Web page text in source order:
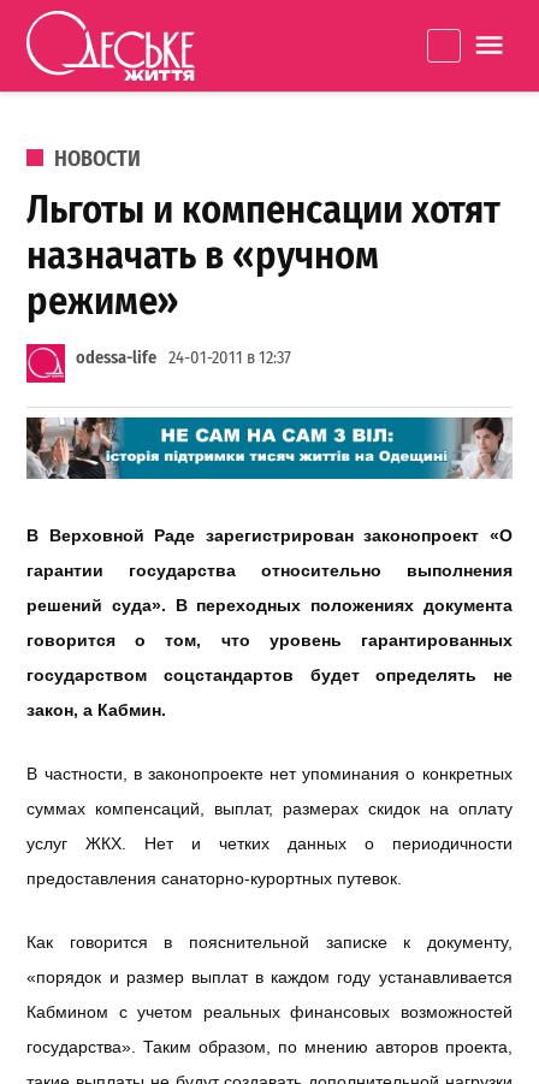
Перейти к содержанию
життя
ОПУБЛИКОВАНО В
НОВОСТИ
Льготы и компенсации хотят
назначать в «ручном
режиме»
odessa-life 24-01-2011 в 12:37
В Верховной Раде зарегистрирован законопроект «О
гарантии государства относительно выполнения
решений суда». В переходных положениях документа
говорится о том, что уровень гарантированных
государством соцстандартов будет определять не
закон, а Кабмин.
В частности, в законопроекте нет упоминания о конкретных
суммах компенсаций, выплат, размерах скидок на оплату
услуг ЖКХ. Нет и четких данных о периодичности
предоставления санаторно-курортных путевок.
Как говорится в пояснительной записке к документу,
«порядок и размер выплат в каждом году устанавливается
Кабмином с учетом реальных финансовых возможностей
государства». Таким образом, по мнению авторов проекта,